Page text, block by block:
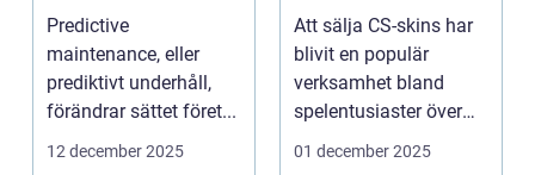
de uppstår med
hjälp av sensorer
Predictive
maintenance, eller
prediktivt underhåll,
förändrar sättet föret...
12 december 2025
Att sälja CS-skins har
blivit en populär
verksamhet bland
spelentusiaster över
hela v...
01 december 2025